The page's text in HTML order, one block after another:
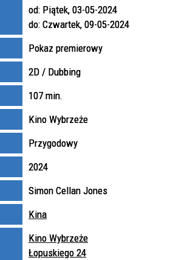
Promowane
od: Piątek, 03-05-2024
do: Czwartek, 09-05-2024
Pokaz premierowy
2D / Dubbing
107 min.
Kino Wybrzeże
Przygodowy
2024
Simon Cellan Jones
Kina
Kino Wybrzeże
Łopuskiego 24